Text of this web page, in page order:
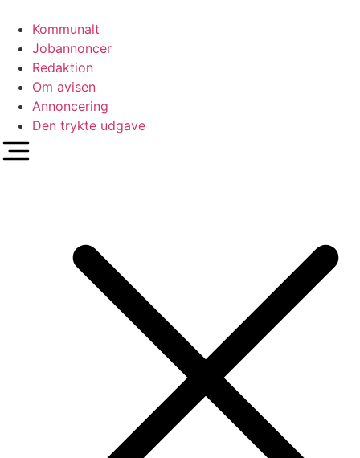
indhold
Kommunalt
Jobannoncer
Redaktion
Om avisen
Annoncering
Den trykte udgave